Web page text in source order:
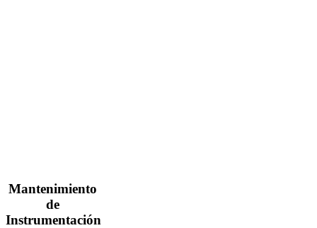
Mantenimiento
de
Instrumentación